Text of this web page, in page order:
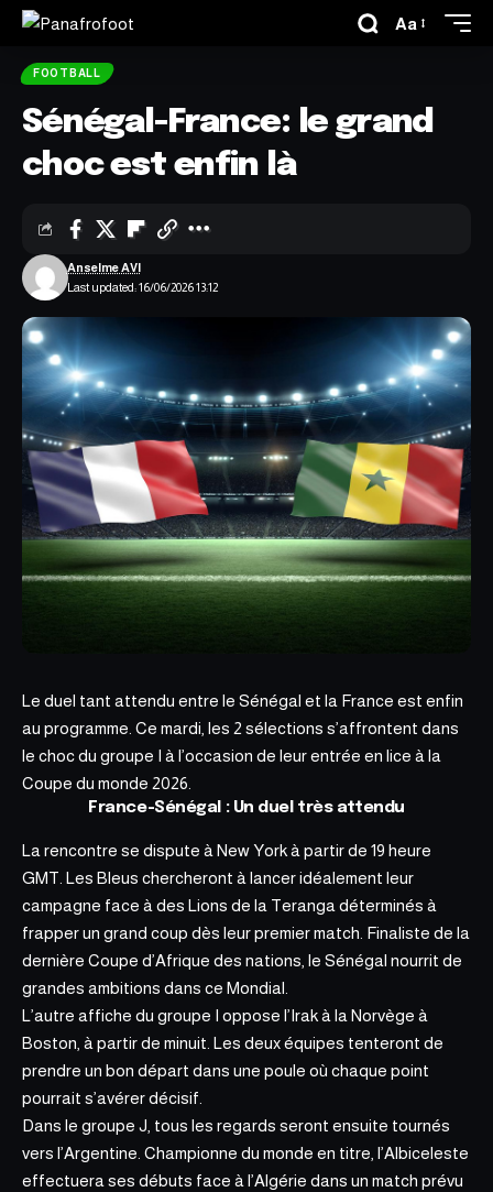
Aa
FOOTBALL
Sénégal-France: le grand
choc est enfin là
Last updated: 16/06/2026 13:12
Anselme AVI
Le duel tant attendu entre le Sénégal et la France est enfin
au programme. Ce mardi, les 2 sélections s’affrontent dans
le choc du groupe I à l’occasion de leur entrée en lice à la
Coupe du monde 2026
France-Sénégal : Un duel très attendu
La rencontre se dispute à New York à partir de 19 heure
GMT. Les Bleus chercheront à lancer idéalement leur
campagne face à des Lions de la Teranga déterminés à
frapper un grand coup dès leur premier match. Finaliste de la
dernière Coupe d’Afrique des nations, le Sénégal nourrit de
grandes ambitions dans ce Mondial.
L’autre affiche du groupe I oppose l’Irak à la Norvège à
Boston, à partir de minuit. Les deux équipes tenteront de
prendre un bon départ dans une poule où chaque point
pourrait s’avérer décisif.
Dans le groupe J, tous les regards seront ensuite tournés
vers l’Argentine. Championne du monde en titre, l’Albiceleste
effectuera ses débuts face à l’Algérie dans un match prévu